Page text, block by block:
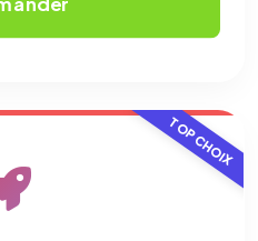
TOP CHOIX